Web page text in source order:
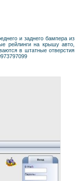
и заднего бампера из
рейлинги на крышу авто,
в штатные отверстия